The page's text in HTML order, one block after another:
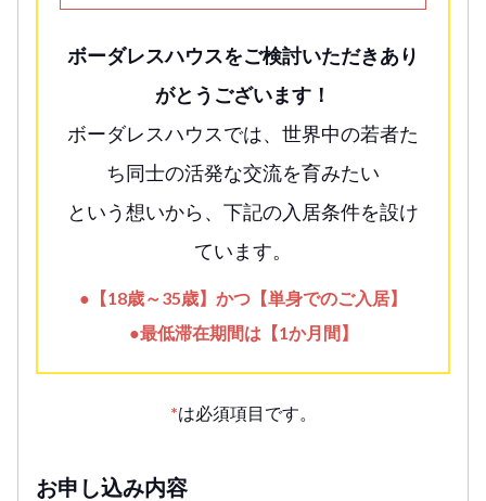
ボーダレスハウスをご検討いただきあり
がとうございます！
ボーダレスハウスでは、世界中の若者た
ち同士の活発な交流を育みたい
という想いから、下記の入居条件を設け
ています。
●【18歳～35歳】かつ【単身でのご入居】
●最低滞在期間は【1か月間】
*は必須項目です。
お申し込み内容